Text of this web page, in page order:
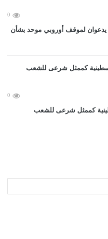
0
يدعوان لموقف أوروبي موحد بشأن
0
كممثل شرعى للشعب